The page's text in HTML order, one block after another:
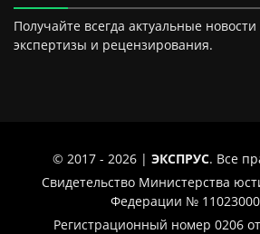
Получайте всегда актуальные
экспертизы и рецензирования.
© 2017 - 2026 | ЭКСПРУС. Все
Свидетельство Министерства
Федерации №
Регистрационный номер 0206